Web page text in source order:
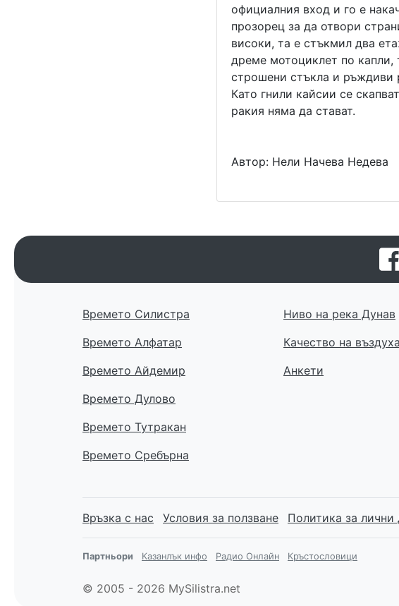
официалния вход и го е
прозорец за да отвори
високи, та е стъкмил два
дреме мотоциклет по капли,
строшени стъкла и ръждиви
Като гнили кайсии се
ракия няма да стават.
Автор: Нели Начева Недева
Времето Силистра
Времето Алфатар
Времето Айдемир
Времето Дулово
Времето Тутракан
Времето Сребърна
Ниво на река Дунав
Качество на въздуха
Анкети
Връзка с нас Условия за ползване Политика за лични
Партньори Казанлък инфо Радио Онлайн Кръстословици
© 2005 - 2026 MySilistra.net